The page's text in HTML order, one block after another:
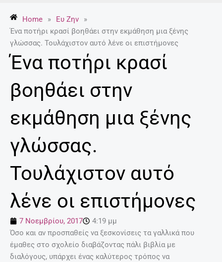
p
Home » Ευ Ζην
»
Ένα ποτήρι κρασί βοηθάει στην εκμάθηση μια ξένης
γλώσσας. Τουλάχιστον αυτό λένε οι επιστήμονες
Ένα ποτήρι κρασί
βοηθάει στην
εκμάθηση μια ξένης
γλώσσας.
Τουλάχιστον αυτό
λένε οι επιστήμονες
7 Νοεμβρίου, 2017
4:19 μμ
Όσο και αν προσπαθείς να ξεσκονίσεις τα γαλλικά που
έμαθες στο σχολείο διαβάζοντας πάλι βιβλία με
διαλόγους, υπάρχει ένας καλύτερος τρόπος να